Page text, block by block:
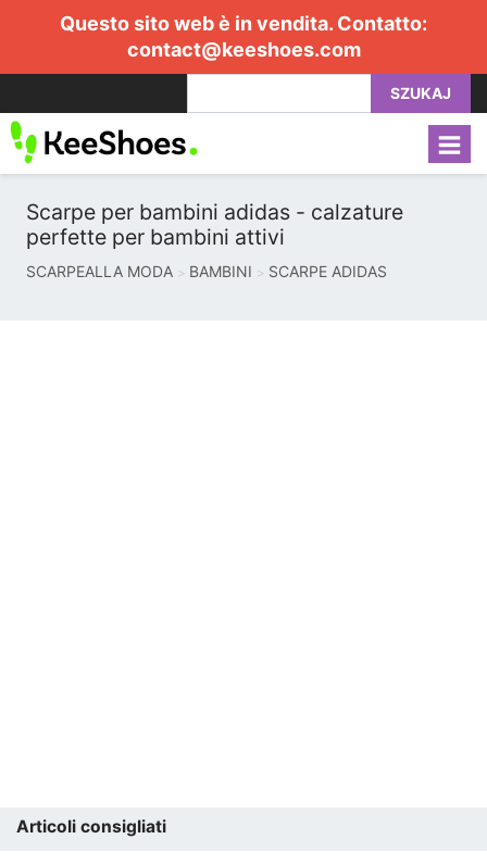
Questo sito web è in vendita. Contatto:
contact@keeshoes.com
SZUKAJ
Scarpe per bambini adidas - calzature
perfette per bambini attivi
SCARPEALLA MODA BAMBINI SCARPE ADIDAS
Articoli consigliati